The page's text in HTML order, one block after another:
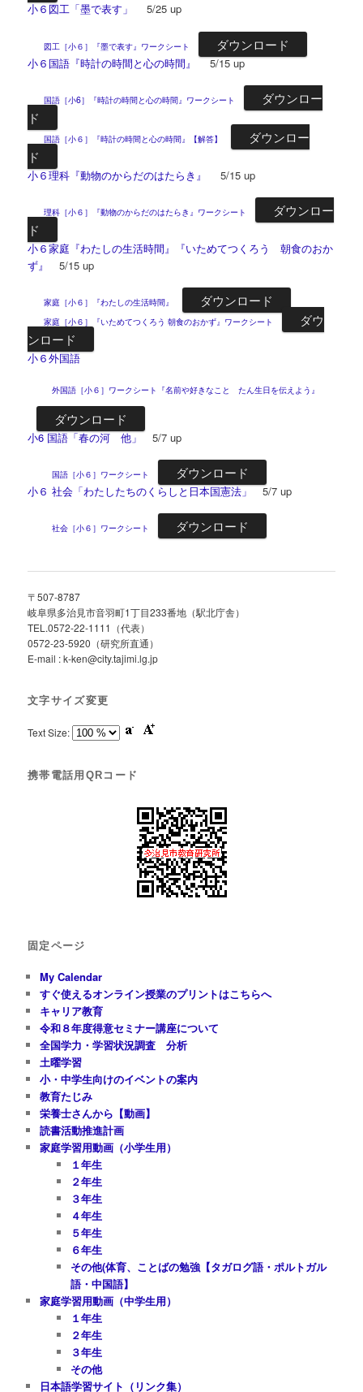
小６図工「墨で表す」 5/25 up
図工［小６］『墨で表す』ワークシート ダウンロード
小６国語『時計の時間と心の時間』5/15 up
国語［小6］『時計の時間と心の時間』ワークシート
ダウンロー
ド
国語［小６］『時計の時間と心の時間』【解答】
ダウンロー
ド
小６理科『動物のからだのはたらき』 5/15 up
理科［小６］『動物のからだのはたらき』ワークシート
ダウンロー
ド
小６家庭『わたしの生活時間』『いためてつくろう 朝食のおか
ず』
5/15 up
家庭［小６］『わたしの生活時間』 ダウンロード
家庭［小６］『いためてつくろう 朝食のおかず』ワークシート
ダウ
ンロード
小６外国語
外国語［小６］ワークシート『名前や好きなこと たん生日を伝えよう』
ダウンロード
小6 国語「春の河 他」5/7 up
国語［小６］ワークシート ダウンロード
小６ 社会「わたしたちのくらしと日本国憲法」 5/7 up
社会［小６］ワークシート ダウンロード
〒507-8787
岐阜県多治見市音羽町1丁目233番地（駅北庁舎）
TEL.0572-22-1111（代表）
0572-23-5920（研究所直通）
E-mail : k-ken@city.tajimi.lg.jp
文字サイズ変更
Text Size:
携帯電話用QRコード
固定ページ
My Calendar
すぐ使えるオンライン授業のプリントはこちらへ
キャリア教育
令和８年度得意セミナー講座について
全国学力・学習状況調査 分析
土曜学習
小・中学生向けのイベントの案内
教育たじみ
栄養士さんから【動画】
読書活動推進計画
家庭学習用動画（小学生用）
１年生
２年生
３年生
４年生
５年生
６年生
その他(体育、ことばの勉強【タガログ語・ポルトガル
語・中国語】
家庭学習用動画（中学生用）
１年生
２年生
３年生
その他
日本語学習サイト（リンク集）